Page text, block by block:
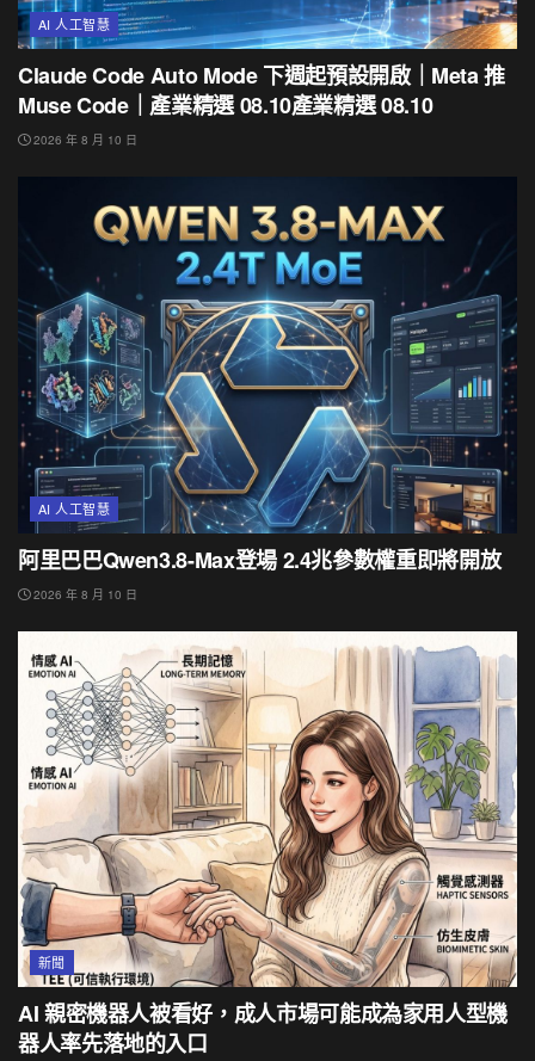
AI 人工智慧
Claude Code Auto Mode 下週起預設開啟｜Meta 推
Muse Code｜產業精選 08.10產業精選 08.10
2026 年 8 月 10 日
AI 人工智慧
阿里巴巴Qwen3.8-Max登場 2.4兆參數權重即將開放
2026 年 8 月 10 日
新聞
AI 親密機器人被看好，成人市場可能成為家用人型機
器人率先落地的入口